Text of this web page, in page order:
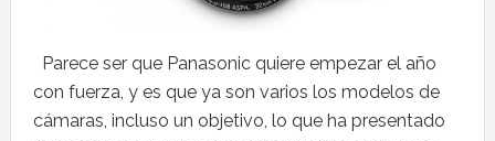
Parece ser que Panasonic quiere empezar el año
con fuerza, y es que ya son varios los modelos de
cámaras, incluso un objetivo, lo que ha presentado